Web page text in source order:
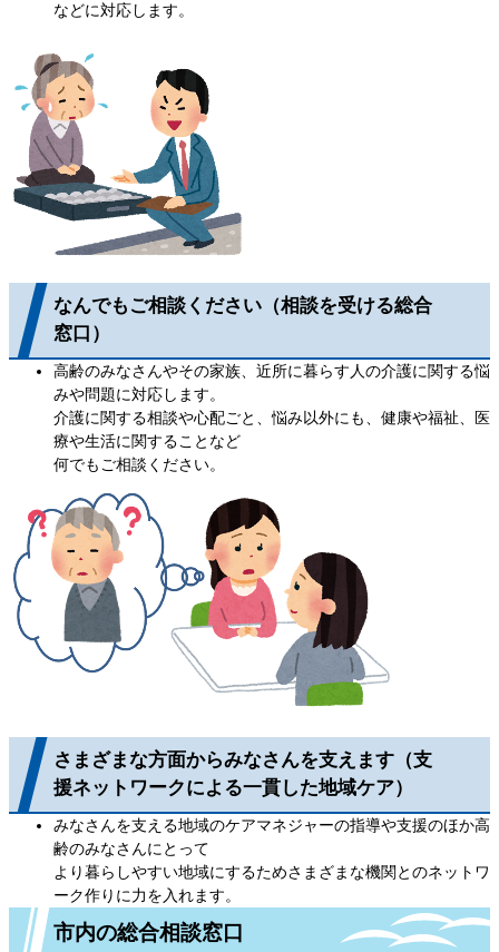
などに対応します。
なんでもご相談ください（相談を受ける総合
窓口）
高齢のみなさんやその家族、近所に暮らす人の介護に関する悩
みや問題に対応します。
介護に関する相談や心配ごと、悩み以外にも、健康や福祉、医
療や生活に関することなど
何でもご相談ください。
さまざまな方面からみなさんを支えます（支
援ネットワークによる一貫した地域ケア）
みなさんを支える地域のケアマネジャーの指導や支援のほか高
齢のみなさんにとって
より暮らしやすい地域にするためさまざまな機関とのネットワ
ーク作りに力を入れます。
市内の総合相談窓口